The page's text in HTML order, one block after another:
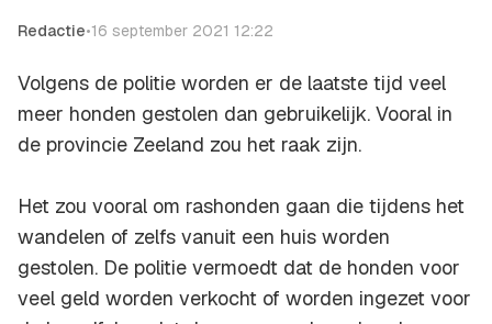
Redactie•16 september 2021 12:22
Volgens de politie worden er de laatste tijd veel
meer honden gestolen dan gebruikelijk. Vooral in
de provincie Zeeland zou het raak zijn.
Het zou vooral om rashonden gaan die tijdens het
wandelen of zelfs vanuit een huis worden
gestolen. De politie vermoedt dat de honden voor
veel geld worden verkocht of worden ingezet voor